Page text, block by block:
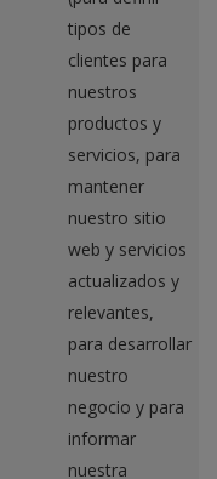
tipos de
clientes para
nuestros
productos y
servicios, para
mantener
nuestro sitio
web y servicios
actualizados y
relevantes,
para desarrollar
nuestro
negocio y para
informar
nuestra